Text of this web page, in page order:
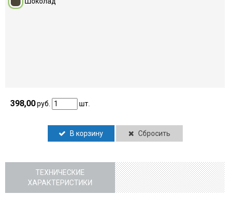
398,00руб. шт.
В корзину Сбросить
ТЕХНИЧЕСКИЕ
ХАРАКТЕРИСТИКИ